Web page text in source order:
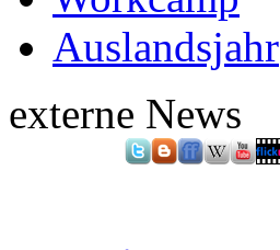
Auslandsjahr
externe News